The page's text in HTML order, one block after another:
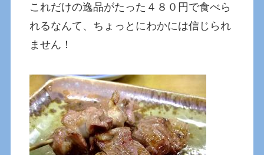
これだけの逸品がたった４８０円で食べら
れるなんて、ちょっとにわかには信じられ
ません！